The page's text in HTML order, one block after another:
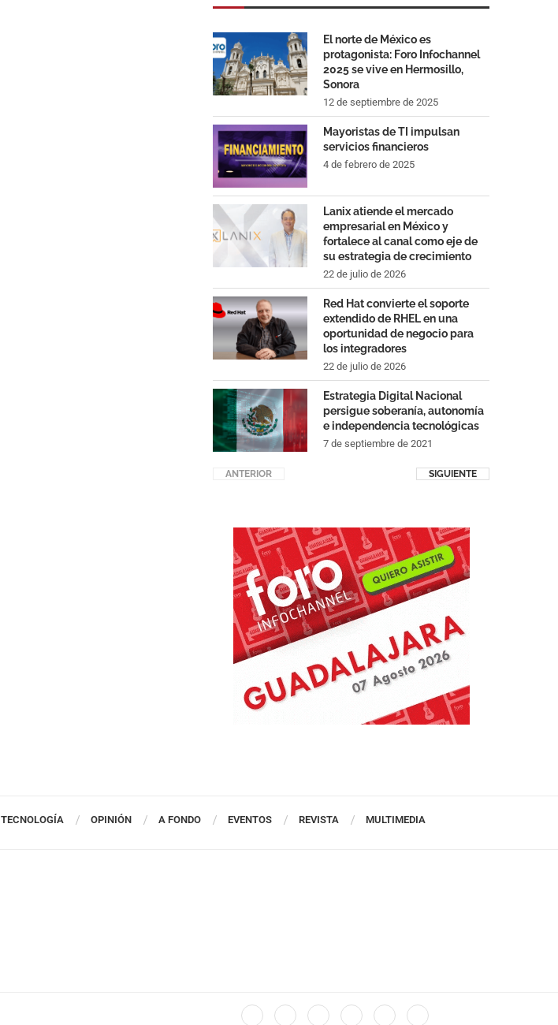
El norte de México es
protagonista: Foro Infochannel
2025 se vive en Hermosillo,
Sonora
12 de septiembre de 2025
Mayoristas de TI impulsan
servicios financieros
4 de febrero de 2025
Lanix atiende el mercado
empresarial en México y
fortalece al canal como eje de
su estrategia de crecimiento
22 de julio de 2026
Red Hat convierte el soporte
extendido de RHEL en una
oportunidad de negocio para
los integradores
22 de julio de 2026
Estrategia Digital Nacional
persigue soberanía, autonomía
e independencia tecnológicas
7 de septiembre de 2021
ANTERIOR SIGUIENTE
TECNOLOGÍA OPINIÓN A FONDO EVENTOS REVISTA MULTIMEDIA